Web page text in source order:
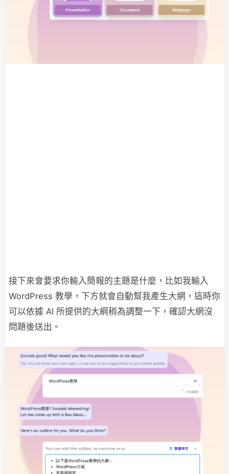
接下來會要求你輸入簡報的主題是什麼，比如我輸入
WordPress 教學，下方就會自動幫我產生大網，這時你
可以依據 AI 所提供的大綱稍為調整一下，確認大網沒
問題後送出。